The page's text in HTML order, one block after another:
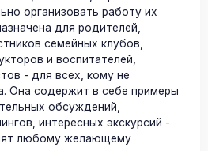
организовать работу их
для родителей,
семейных клубов,
и воспитателей,
- для всех, кому не
Она содержит в себе примеры
обсуждений,
интересных экскурсий -
любому желающему